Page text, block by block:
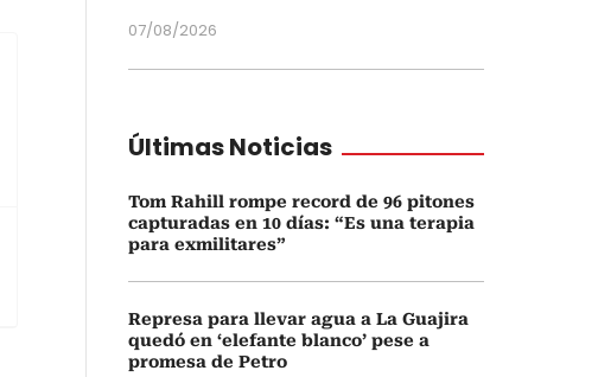
07/08/2026
Últimas Noticias
Tom Rahill rompe record de 96 pitones
capturadas en 10 días: “Es una terapia
para exmilitares”
Represa para llevar agua a La Guajira
quedó en ‘elefante blanco’ pese a
promesa de Petro